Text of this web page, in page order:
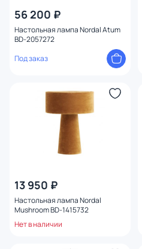
56 200 ₽
Настольная лампа Nordal Atum
BD-2057272
Под заказ
13 950 ₽
Настольная лампа Nordal
Mushroom BD-1415732
Нет в наличии